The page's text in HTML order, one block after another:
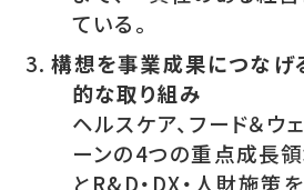
ている。
構想を事業成果につなげ
的な取り組み
ヘルスケア、フード＆ウ
ーンの4つの重点成長
とR&D・DX・人財施策